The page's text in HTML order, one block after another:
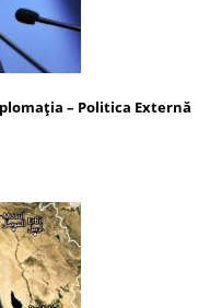
– Politica Externă